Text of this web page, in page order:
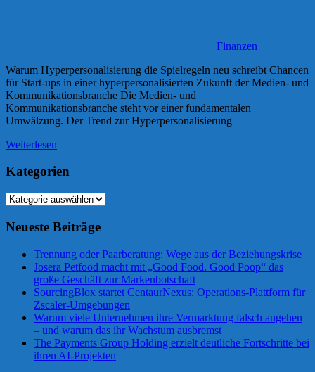
Finanzen
Warum Hyperpersonalisierung die Spielregeln neu schreibt Chancen
für Start-ups in einer hyperpersonalisierten Zukunft der Medien- und
Kommunikationsbranche Die Medien- und
Kommunikationsbranche steht vor einer fundamentalen
Umwälzung. Der Trend zur Hyperpersonalisierung
Weiterlesen
Kategorien
Kategorien
Neueste Beiträge
Trennung oder Paarberatung: Wege aus der Beziehungskrise
Josera Petfood macht mit „Good Food. Good Poop“ das
große Geschäft zur Markenbotschaft
SourcingBlox startet CentaurNexus: Operations-Plattform für
Zscaler-Umgebungen
Warum viele Unternehmen ihre Vermarktung falsch angehen
– und warum das ihr Wachstum ausbremst
The Payments Group Holding erzielt deutliche Fortschritte bei
ihren AI-Projekten